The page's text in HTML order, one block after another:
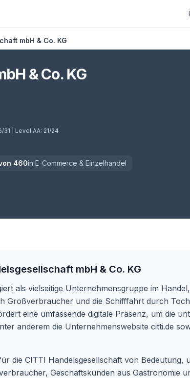
mbH & Co. KG
& Co. KG
31 | Level AA: 21/24
460in E-Commerce & Einzelhandel
mbH & Co. KG
als vielseitige Unternehmensgruppe im
Großverbraucher und die Schifffahrt durch
eine umfassende digitale Präsenz, um die
anderem die Unternehmenswebsite citti.de
die CITTI Handelsgesellschaft von Bedeutung,
Geschäftskunden aus Gastronomie